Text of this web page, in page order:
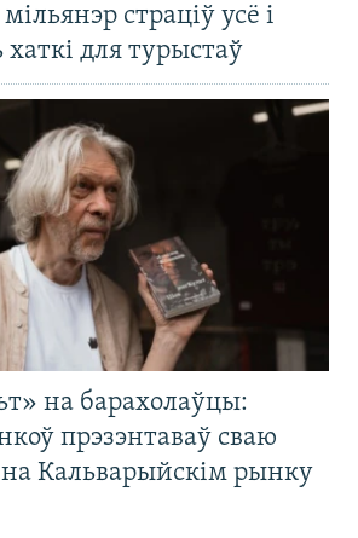
страціў усё і
хаткі для турыстаў
на барахолаўцы:
прэзэнтаваў сваю
Кальварыйскім рынку